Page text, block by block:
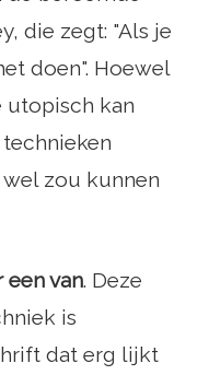
die zegt: "Als je
doen". Hoewel
utopisch kan
zou kunnen
een van. Deze
is
dat erg lijkt